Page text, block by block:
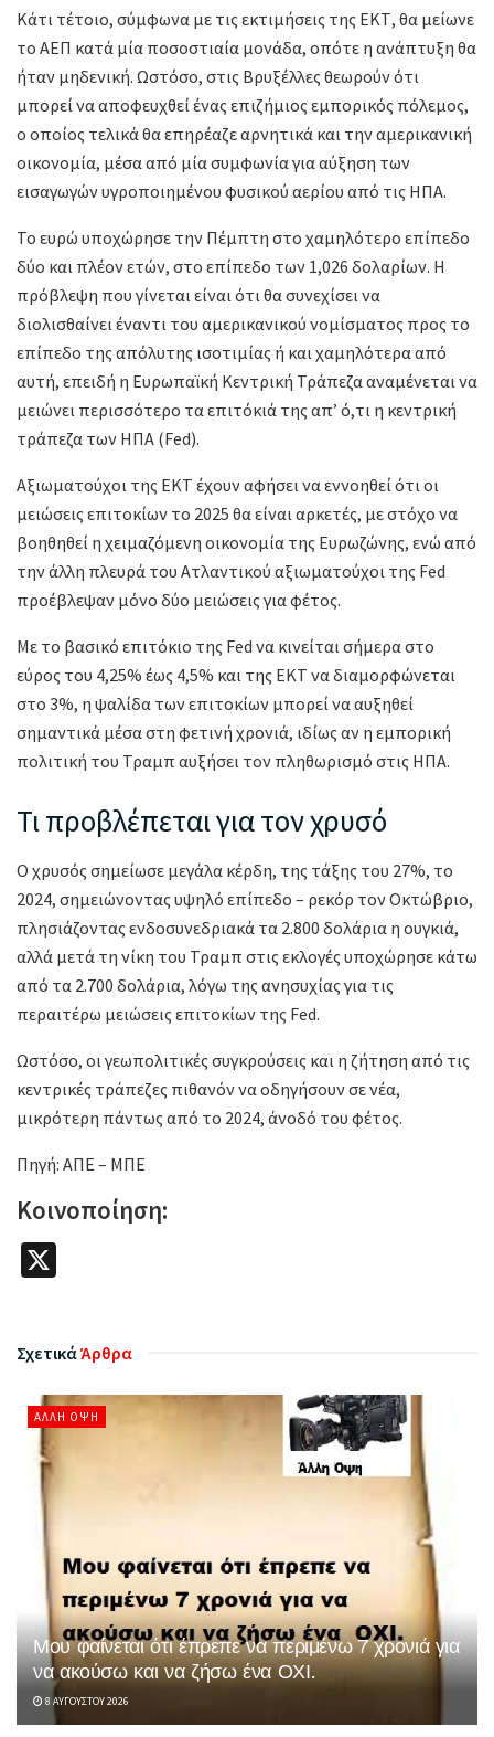
Κάτι τέτοιο, σύμφωνα με τις εκτιμήσεις της ΕΚΤ, θα μείωνε
το ΑΕΠ κατά μία ποσοστιαία μονάδα, οπότε η ανάπτυξη θα
ήταν μηδενική. Ωστόσο, στις Βρυξέλλες θεωρούν ότι
μπορεί να αποφευχθεί ένας επιζήμιος εμπορικός πόλεμος,
ο οποίος τελικά θα επηρέαζε αρνητικά και την αμερικανική
οικονομία, μέσα από μία συμφωνία για αύξηση των
εισαγωγών υγροποιημένου φυσικού αερίου από τις ΗΠΑ.
Το ευρώ υποχώρησε την Πέμπτη στο χαμηλότερο επίπεδο
δύο και πλέον ετών, στο επίπεδο των 1,026 δολαρίων. Η
πρόβλεψη που γίνεται είναι ότι θα συνεχίσει να
διολισθαίνει έναντι του αμερικανικού νομίσματος προς το
επίπεδο της απόλυτης ισοτιμίας ή και χαμηλότερα από
αυτή, επειδή η Ευρωπαϊκή Κεντρική Τράπεζα αναμένεται να
μειώνει περισσότερο τα επιτόκιά της απ’ ό,τι η κεντρική
τράπεζα των ΗΠΑ (Fed).
Αξιωματούχοι της ΕΚΤ έχουν αφήσει να εννοηθεί ότι οι
μειώσεις επιτοκίων το 2025 θα είναι αρκετές, με στόχο να
βοηθηθεί η χειμαζόμενη οικονομία της Ευρωζώνης, ενώ από
την άλλη πλευρά του Ατλαντικού αξιωματούχοι της Fed
προέβλεψαν μόνο δύο μειώσεις για φέτος.
Με το βασικό επιτόκιο της Fed να κινείται σήμερα στο
εύρος του 4,25% έως 4,5% και της ΕΚΤ να διαμορφώνεται
στο 3%, η ψαλίδα των επιτοκίων μπορεί να αυξηθεί
σημαντικά μέσα στη φετινή χρονιά, ιδίως αν η εμπορική
πολιτική του Τραμπ αυξήσει τον πληθωρισμό στις ΗΠΑ.
Τι προβλέπεται για τον χρυσό
Ο χρυσός σημείωσε μεγάλα κέρδη, της τάξης του 27%, το
2024, σημειώνοντας υψηλό επίπεδο – ρεκόρ τον Οκτώβριο,
πλησιάζοντας ενδοσυνεδριακά τα 2.800 δολάρια η ουγκιά,
αλλά μετά τη νίκη του Τραμπ στις εκλογές υποχώρησε κάτω
από τα 2.700 δολάρια, λόγω της ανησυχίας για τις
περαιτέρω μειώσεις επιτοκίων της Fed.
Ωστόσο, οι γεωπολιτικές συγκρούσεις και η ζήτηση από τις
κεντρικές τράπεζες πιθανόν να οδηγήσουν σε νέα,
μικρότερη πάντως από το 2024, άνοδό του φέτος.
Πηγή: ΑΠΕ – ΜΠΕ
Κοινοποίηση:
ΣχετικάΆρθρα
ΆΛΛΗ ΌΨΗ
Μου φαίνεται ότι έπρεπε να περιμένω 7 χρονιά για
να ακούσω και να ζήσω ένα ΟΧΙ.
8 ΑΥΓΟΎΣΤΟΥ 2026